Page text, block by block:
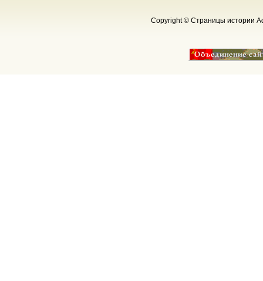
Copyright © Страницы истории